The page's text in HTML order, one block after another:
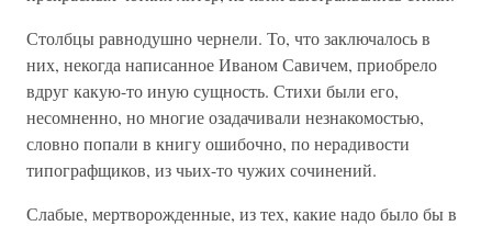
Столбцы равнодушно чернели. То, что заключалось в
них, некогда написанное Иваном Савичем, приобрело
вдруг какую-то иную сущность. Стихи были его,
несомненно, но многие озадачивали незнакомостью,
словно попали в книгу ошибочно, по нерадивости
типографщиков, из чьих-то чужих сочинений.
Слабые, мертворожденные, из тех, какие надо было бы в